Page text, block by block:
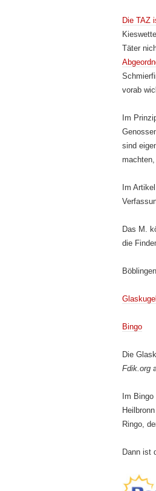
Die TAZ
Täter
vorab
Im
sind
Im
Das M.
die
Glaskugel
Bingo
Die
Fdik.org
Im
Ringo,
Dann ist